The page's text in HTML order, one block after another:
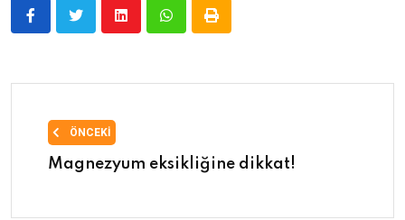
ÖNCEKI
Magnezyum eksikliğine dikkat!